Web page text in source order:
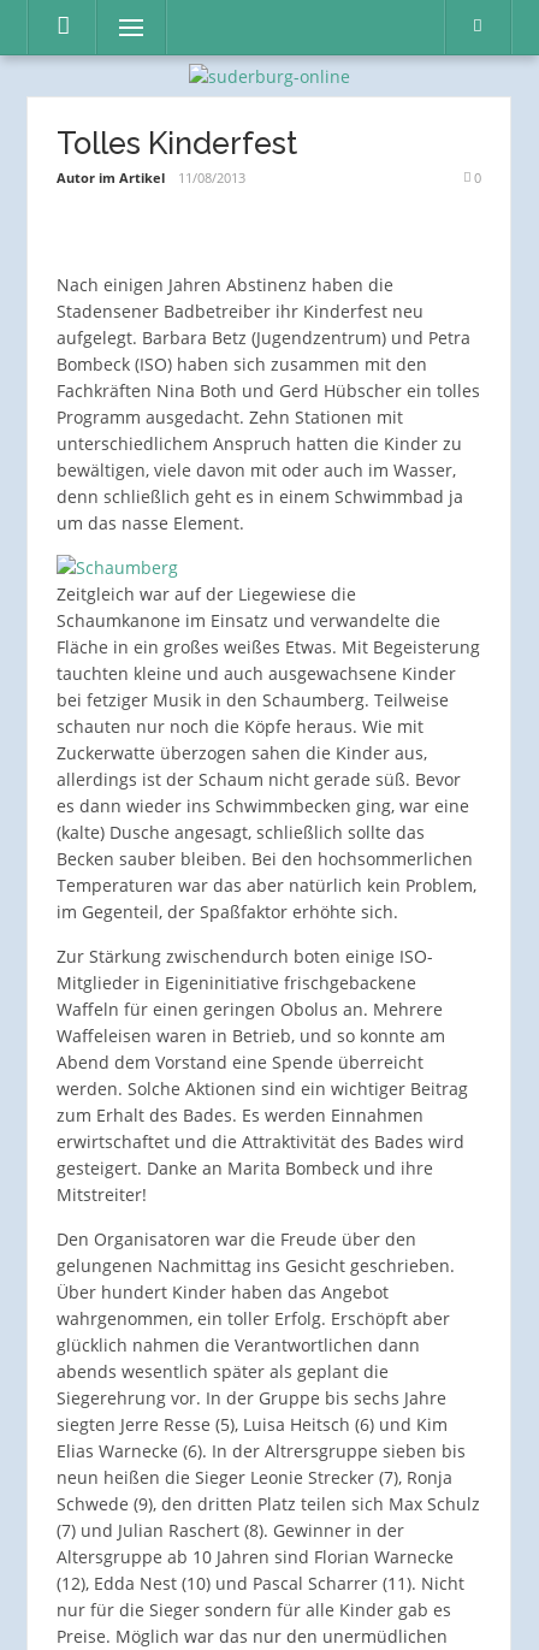
Inhalt
Menü
Tolles Kinderfest
Autor im Artikel 11/08/2013 0
Nach einigen Jahren Abstinenz haben die
Stadensener Badbetreiber ihr Kinderfest neu
aufgelegt. Barbara Betz (Jugendzentrum) und Petra
Bombeck (ISO) haben sich zusammen mit den
Fachkräften Nina Both und Gerd Hübscher ein tolles
Programm ausgedacht. Zehn Stationen mit
unterschiedlichem Anspruch hatten die Kinder zu
bewältigen, viele davon mit oder auch im Wasser,
denn schließlich geht es in einem Schwimmbad ja
um das nasse Element.
Zeitgleich war auf der Liegewiese die
Schaumkanone im Einsatz und verwandelte die
Fläche in ein großes weißes Etwas. Mit Begeisterung
tauchten kleine und auch ausgewachsene Kinder
bei fetziger Musik in den Schaumberg. Teilweise
schauten nur noch die Köpfe heraus. Wie mit
Zuckerwatte überzogen sahen die Kinder aus,
allerdings ist der Schaum nicht gerade süß. Bevor
es dann wieder ins Schwimmbecken ging, war eine
(kalte) Dusche angesagt, schließlich sollte das
Becken sauber bleiben. Bei den hochsommerlichen
Temperaturen war das aber natürlich kein Problem,
im Gegenteil, der Spaßfaktor erhöhte sich.
Zur Stärkung zwischendurch boten einige ISO-
Mitglieder in Eigeninitiative frischgebackene
Waffeln für einen geringen Obolus an. Mehrere
Waffeleisen waren in Betrieb, und so konnte am
Abend dem Vorstand eine Spende überreicht
werden. Solche Aktionen sind ein wichtiger Beitrag
zum Erhalt des Bades. Es werden Einnahmen
erwirtschaftet und die Attraktivität des Bades wird
gesteigert. Danke an Marita Bombeck und ihre
Mitstreiter!
Den Organisatoren war die Freude über den
gelungenen Nachmittag ins Gesicht geschrieben.
Über hundert Kinder haben das Angebot
wahrgenommen, ein toller Erfolg. Erschöpft aber
glücklich nahmen die Verantwortlichen dann
abends wesentlich später als geplant die
Siegerehrung vor. In der Gruppe bis sechs Jahre
siegten Jerre Resse (5), Luisa Heitsch (6) und Kim
Elias Warnecke (6). In der Altrersgruppe sieben bis
neun heißen die Sieger Leonie Strecker (7), Ronja
Schwede (9), den dritten Platz teilen sich Max Schulz
(7) und Julian Raschert (8). Gewinner in der
Altersgruppe ab 10 Jahren sind Florian Warnecke
(12), Edda Nest (10) und Pascal Scharrer (11). Nicht
nur für die Sieger sondern für alle Kinder gab es
Preise. Möglich war das nur den unermüdlichen